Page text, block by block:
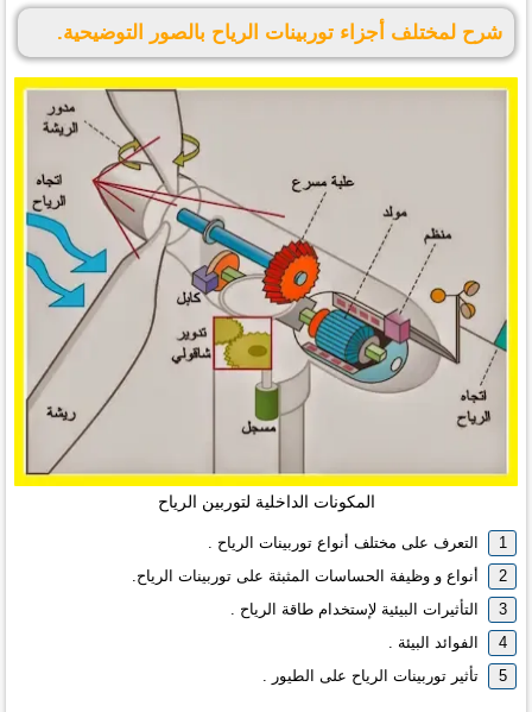
شرح لمختلف أجزاء توربينات الرياح بالصور التوضيحية.
المكونات الداخلية لتوربين الرياح
التعرف على مختلف أنواع توربينات الرياح .
أنواع و وظيفة الحساسات المثبثة على توربينات الرياح.
التأثيرات البيئية لإستخدام طاقة الرياح .
الفوائد البيئة .
تأثير توربينات الرياح على الطيور .